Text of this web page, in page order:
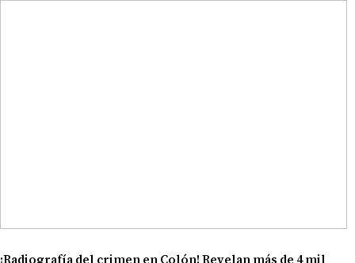
¡Radiografía del crimen en Colón! Revelan más de 4 mil